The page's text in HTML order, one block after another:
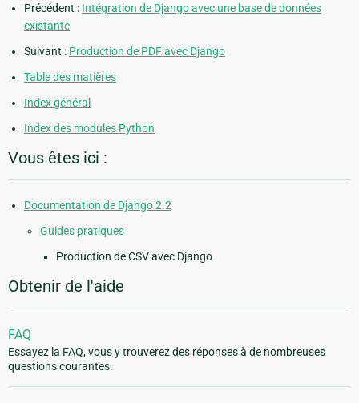
Précédent : Intégration de Django avec une base de données
existante
Suivant : Production de PDF avec Django
Table des matières
Index général
Index des modules Python
Vous êtes ici :
Documentation de Django 2.2
Guides pratiques
Production de CSV avec Django
Obtenir de l'aide
FAQ
Essayez la FAQ, vous y trouverez des réponses à de nombreuses
questions courantes.